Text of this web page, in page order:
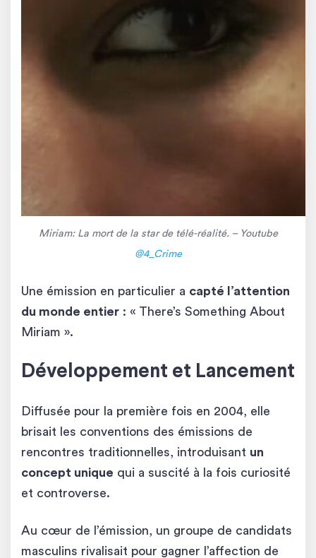
Miriam: La mort de la star de télé-réalité. – Youtube
@4_Crime
Une émission en particulier a capté l’attention
du monde entier : « There’s Something About
Miriam ».
Développement et Lancement
Diffusée pour la première fois en 2004, elle
brisait les conventions des émissions de
rencontres traditionnelles, introduisant un
concept unique qui a suscité à la fois curiosité
et controverse.
Au cœur de l’émission, un groupe de candidats
masculins rivalisait pour gagner l’affection de